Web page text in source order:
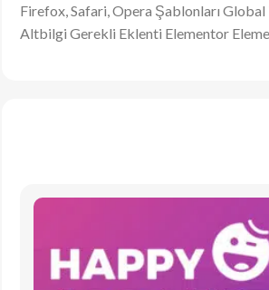
Firefox, Safari, Opera Şablonları
Altbilgi Gerekli Eklenti Elementor